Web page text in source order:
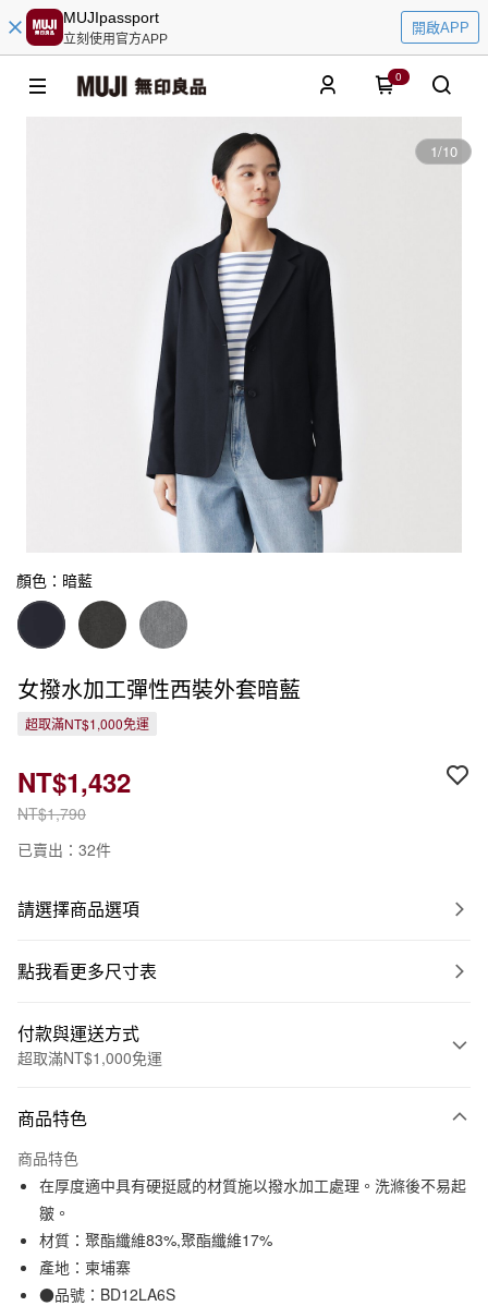
MUJIpassport
立刻使用官方APP
開啟APP
0
1/10
顏色：暗藍
女撥水加工彈性西裝外套暗藍
超取滿NT$1,000免運
NT$1,790
NT$1,432
已賣出：32件
請選擇商品選項
點我看更多尺寸表
付款與運送方式
超取滿NT$1,000免運
信用卡一次付款
信用卡分期付款
3 期 0 利率 每期
合作金庫商業銀行
第一商業銀行
華南商業銀行
上海商業儲蓄銀行
超商取貨付款
LINE Pay
商品特色
商品特色
在厚度適中具有硬挺感的材質施以撥水加工處理。洗滌後不易起
皺。
材質：聚酯纖維83%,聚酯纖維17%
產地：柬埔寨
●品號：BD12LA6S